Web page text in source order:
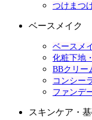
つけまつ
ベースメイク
ベースメ
化粧下地
BBクリー
コンシー
ファンデ
スキンケア・